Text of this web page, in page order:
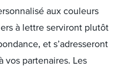
aux couleurs
à lettre serviront plutôt
et s’adresseront
vos partenaires. Les